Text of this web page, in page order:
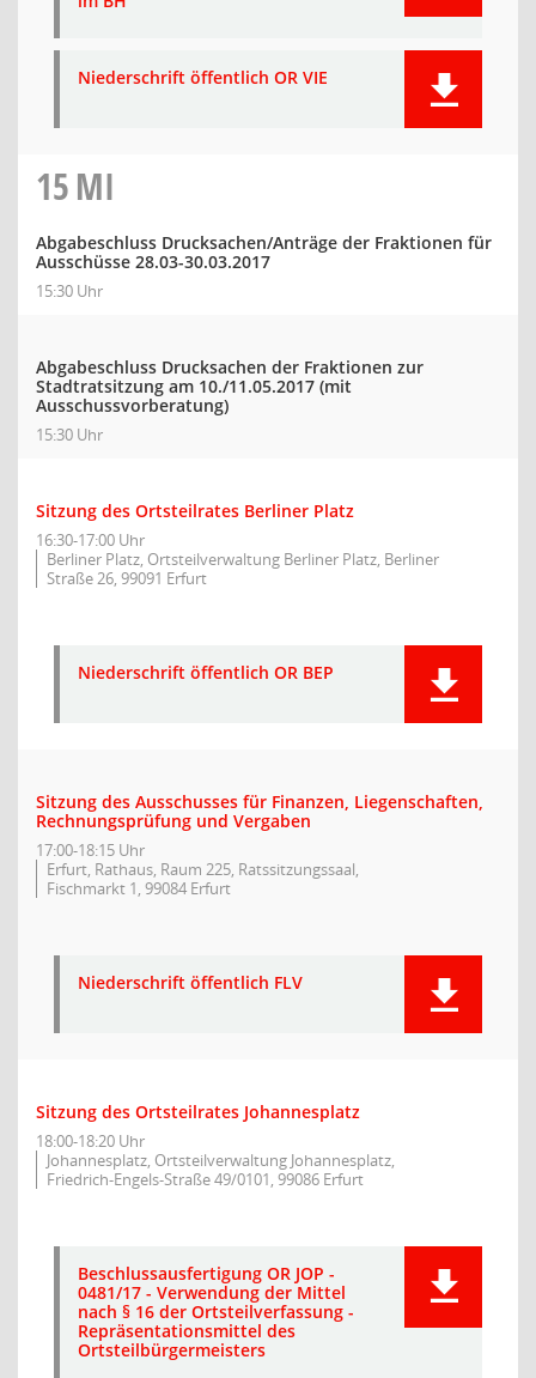
Niederschrift öffentlich OR VIE
15MI
Abgabeschluss Drucksachen/Anträge der Fraktionen für
Ausschüsse 28.03-30.03.2017
15:30 Uhr
Abgabeschluss Drucksachen der Fraktionen zur
Stadtratsitzung am 10./11.05.2017 (mit
Ausschussvorberatung)
15:30 Uhr
Sitzung des Ortsteilrates Berliner Platz
16:30-17:00 Uhr
Berliner Platz, Ortsteilverwaltung Berliner Platz, Berliner
Straße 26, 99091 Erfurt
Niederschrift öffentlich OR BEP
Sitzung des Ausschusses für Finanzen, Liegenschaften,
Rechnungsprüfung und Vergaben
17:00-18:15 Uhr
Erfurt, Rathaus, Raum 225, Ratssitzungssaal,
Fischmarkt 1, 99084 Erfurt
Niederschrift öffentlich FLV
Sitzung des Ortsteilrates Johannesplatz
18:00-18:20 Uhr
Johannesplatz, Ortsteilverwaltung Johannesplatz,
Friedrich-Engels-Straße 49/0101, 99086 Erfurt
Beschlussausfertigung OR JOP -
0481/17 - Verwendung der Mittel
nach § 16 der Ortsteilverfassung -
Repräsentationsmittel des
Ortsteilbürgermeisters